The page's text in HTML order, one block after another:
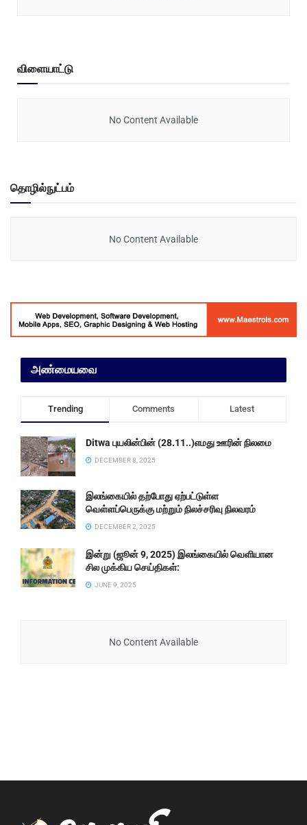
விளையாட்டு
No Content Available
தொழில்நுட்பம்
No Content Available
அண்மையவை
Trending Comments Latest
Ditwa புயலின்பின் (28.11..)எமது ஊரின் நிலமை
DECEMBER 8, 2025
இலங்கையில் தற்போது ஏற்பட்டுள்ள
வெள்ளப்பெருக்கு மற்றும் நிலச்சரிவு நிலவரம்
DECEMBER 2, 2025
இன்று (ஜூன் 9, 2025) இலங்கையில் வெளியான
சில முக்கிய செய்திகள்:
JUNE 9, 2025
No Content Available